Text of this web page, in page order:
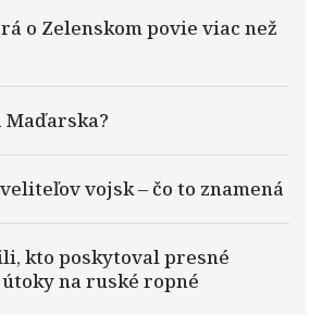
o Zelenskom povie viac než
Maďarska?
vojsk – čo to znamená
kto poskytoval presné
na ruské ropné